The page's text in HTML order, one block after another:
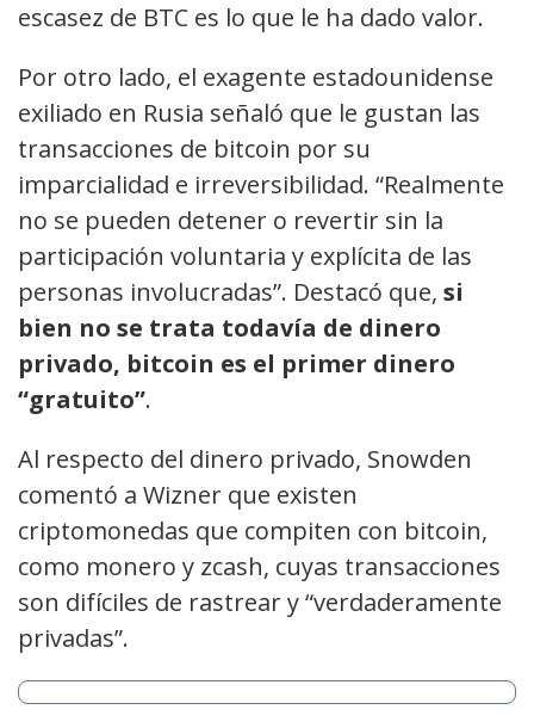
escasez de BTC es lo que le ha dado valor.
Por otro lado, el exagente estadounidense
exiliado en Rusia señaló que le gustan las
transacciones de bitcoin por su
imparcialidad e irreversibilidad. “Realmente
no se pueden detener o revertir sin la
participación voluntaria y explícita de las
personas involucradas”. Destacó que, si
bien no se trata todavía de dinero
privado, bitcoin es el primer dinero
“gratuito”.
Al respecto del dinero privado, Snowden
comentó a Wizner que existen
criptomonedas que compiten con bitcoin,
como monero y zcash, cuyas transacciones
son difíciles de rastrear y “verdaderamente
privadas”.